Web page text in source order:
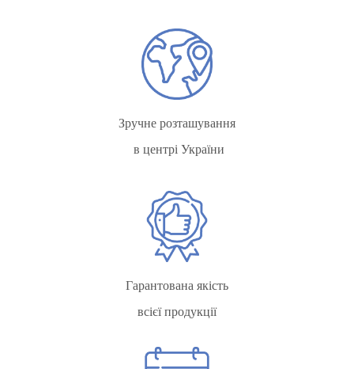
Зручне розташування
в центрі України
Гарантована якість
всієї продукції